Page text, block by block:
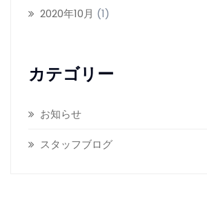
2020年10月 (1)
カテゴリー
お知らせ
スタッフブログ